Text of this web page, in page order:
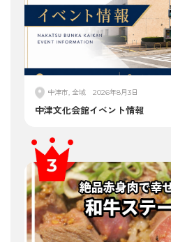
中津市, 全域 2026年8月3日
中津文化会館イベント情報